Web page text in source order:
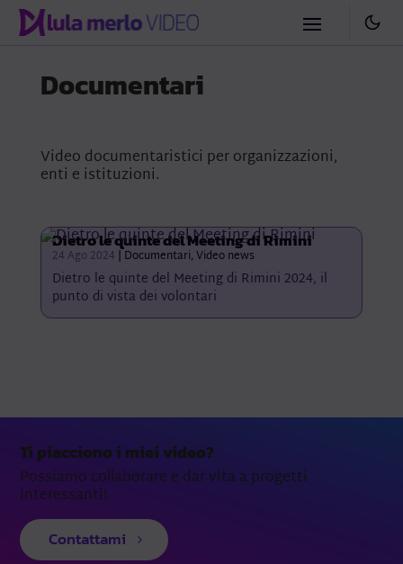
Documentari
Video documentaristici per organizzazioni,
enti e istituzioni.
Dietro le quinte del Meeting di Rimini
24 Ago 2024 | Documentari,Video news
Dietro le quinte del Meeting di Rimini 2024, il
punto di vista dei volontari
Ti piacciono i miei video?
Possiamo collaborare e dar vita a progetti
interessanti!
Contattami